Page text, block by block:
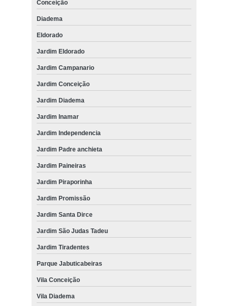
Conceição
Diadema
Eldorado
Jardim Eldorado
Jardim Campanario
Jardim Conceição
Jardim Diadema
Jardim Inamar
Jardim Independencia
Jardim Padre anchieta
Jardim Paineiras
Jardim Piraporinha
Jardim Promissão
Jardim Santa Dirce
Jardim São Judas Tadeu
Jardim Tiradentes
Parque Jabuticabeiras
Vila Conceição
Vila Diadema